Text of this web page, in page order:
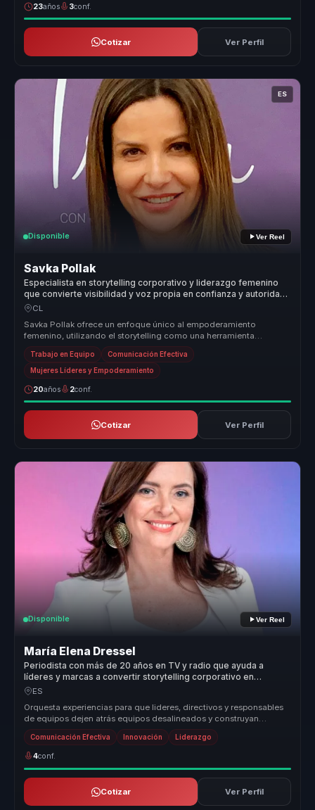
23años 3conf.
Cotizar Ver Perfil
ES
Disponible Ver Reel
Savka Pollak
Especialista en storytelling corporativo y liderazgo femenino
que convierte visibilidad y voz propia en confianza y autoridad
para mujeres líderes y equipos.
CL
Savka Pollak ofrece un enfoque único al empoderamiento
femenino, utilizando el storytelling como una herramienta
poderosa para crear espa...
Trabajo en Equipo Comunicación Efectiva
Mujeres Líderes y Empoderamiento
20años 2conf.
Cotizar Ver Perfil
Disponible Ver Reel
María Elena Dressel
Periodista con más de 20 años en TV y radio que ayuda a
líderes y marcas a convertir storytelling corporativo en
autoridad, recordación y confianza.
ES
Orquesta experiencias para que lideres, directivos y responsables
de equipos dejen atrás equipos desalineados y construyan
liderazgo estr...
Comunicación Efectiva Innovación Liderazgo
4conf.
Cotizar Ver Perfil